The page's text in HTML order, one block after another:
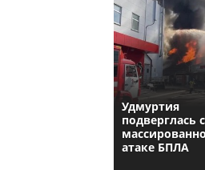
Удмуртия
подверглась
атаке БПЛА